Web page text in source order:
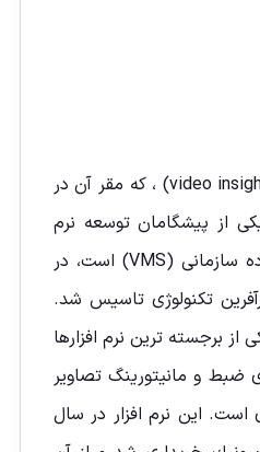
شركت ويدئو اينسايت (video insight) ، که مقر آن در
از پیشگامان توسعه نرم
افزار مدیریت ویدئو در رده سازمانی (VMS) است، در
از برجسته ترین نرم افزارها
ضبط و مانيتورينگ تصاویر
است. اين نرم افزار در سال